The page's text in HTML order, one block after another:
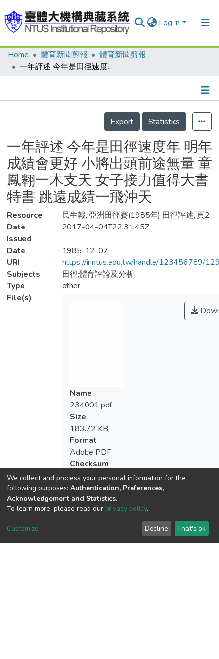
Log In
Communities & Collections
Statistics
Home 體育新聞剪報
體育新聞剪報
一年評述 今年是田徑速度年 明年成績會更好 小將出頭前途無量 童鳳翱一木支天 女子接力值得大書特書 跳遠成績一飛沖天
Details
Export
Statistics
一年評述 今年是田徑速度年 明年
成績會更好 小將出頭前途無量 童
鳳翱一木支天 女子接力值得大書
特書 跳遠成績一飛沖天
Resource
民生報, 亞洲田徑賽(1985年) 田徑評述, 頁2
Date
Issued
2017-04-04T22:31:45Z
Date
1985-12-07
URI
https://ir.ntus.edu.tw/handle/123456789/
Subjects
田徑;體育評論及分析
Type
other
File(s)
Name
234001.pdf
Size
183.72 KB
Format
Adobe PDF
Checksum
We collect and process your personal information for the
following purposes: Authentication, Preferences,
Acknowledgement and Statistics.
To learn more, please read our privacy policy.
Customize Decline That's ok